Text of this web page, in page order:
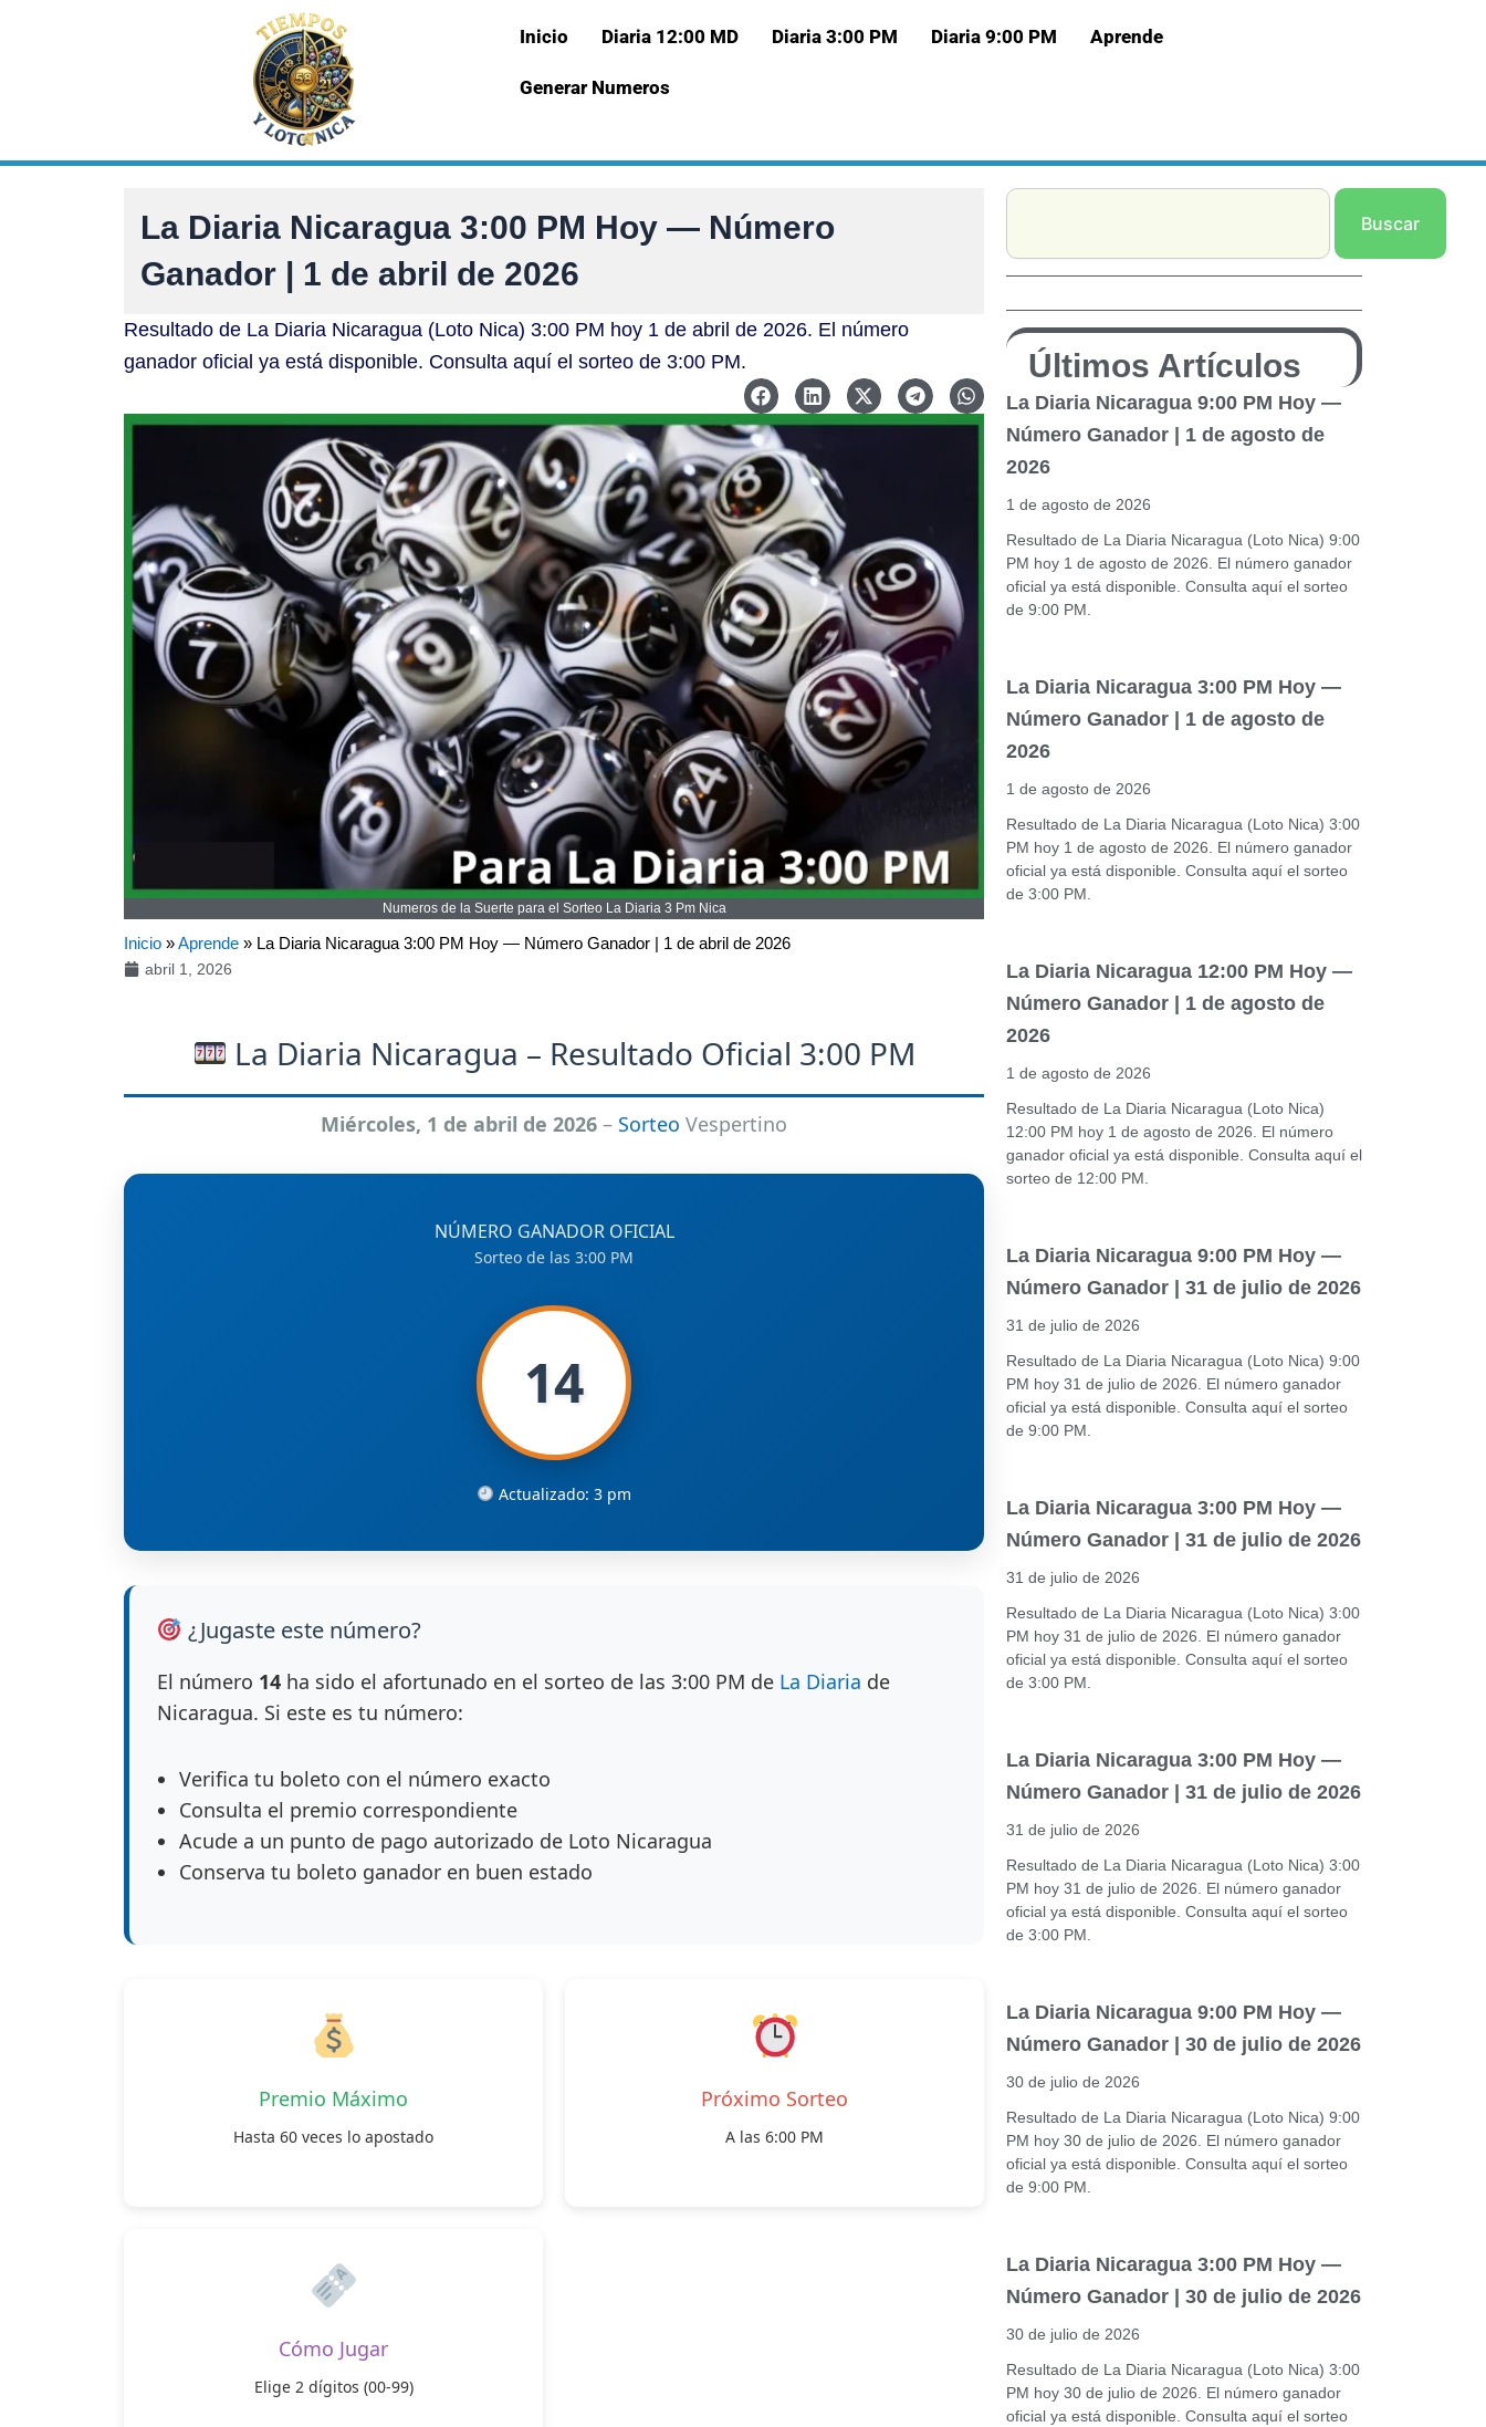
Inicio Diaria 12:00 MD Diaria 3:00 PM Diaria 9:00 PM Aprende
Generar Numeros
La Diaria Nicaragua 3:00 PM Hoy — Número
Ganador | 1 de abril de 2026
Resultado de La Diaria Nicaragua (Loto Nica) 3:00 PM hoy 1 de abril de 2026. El número
ganador oficial ya está disponible. Consulta aquí el sorteo de 3:00 PM.
Numeros de la Suerte para el Sorteo La Diaria 3 Pm Nica
Inicio »Aprende » La Diaria Nicaragua 3:00 PM Hoy — Número Ganador | 1 de abril de 2026
abril 1, 2026
La Diaria Nicaragua – Resultado Oficial 3:00 PM
Miércoles, 1 de abril de 2026 – Sorteo Vespertino
NÚMERO GANADOR OFICIAL
Sorteo de las 3:00 PM
14
Actualizado: 3 pm
¿Jugaste este número?
El número 14 ha sido el afortunado en el sorteo de las 3:00 PM de La Diaria de
Nicaragua. Si este es tu número:
Verifica tu boleto con el número exacto
Consulta el premio correspondiente
Acude a un punto de pago autorizado de Loto Nicaragua
Conserva tu boleto ganador en buen estado
Premio Máximo
Hasta 60 veces lo apostado
Próximo Sorteo
A las 6:00 PM
Cómo Jugar
Elige 2 dígitos (00-99)
Search
Buscar
Últimos Artículos
La Diaria Nicaragua 9:00 PM Hoy —
Número Ganador | 1 de agosto de
2026
1 de agosto de 2026
Resultado de La Diaria Nicaragua (Loto Nica) 9:00
PM hoy 1 de agosto de 2026. El número ganador
oficial ya está disponible. Consulta aquí el sorteo
de 9:00 PM.
La Diaria Nicaragua 3:00 PM Hoy —
Número Ganador | 1 de agosto de
2026
1 de agosto de 2026
Resultado de La Diaria Nicaragua (Loto Nica) 3:00
PM hoy 1 de agosto de 2026. El número ganador
oficial ya está disponible. Consulta aquí el sorteo
de 3:00 PM.
La Diaria Nicaragua 12:00 PM Hoy —
Número Ganador | 1 de agosto de
2026
1 de agosto de 2026
Resultado de La Diaria Nicaragua (Loto Nica)
12:00 PM hoy 1 de agosto de 2026. El número
ganador oficial ya está disponible. Consulta aquí el
sorteo de 12:00 PM.
La Diaria Nicaragua 9:00 PM Hoy —
Número Ganador | 31 de julio de 2026
31 de julio de 2026
Resultado de La Diaria Nicaragua (Loto Nica) 9:00
PM hoy 31 de julio de 2026. El número ganador
oficial ya está disponible. Consulta aquí el sorteo
de 9:00 PM.
La Diaria Nicaragua 3:00 PM Hoy —
Número Ganador | 31 de julio de 2026
31 de julio de 2026
Resultado de La Diaria Nicaragua (Loto Nica) 3:00
PM hoy 31 de julio de 2026. El número ganador
oficial ya está disponible. Consulta aquí el sorteo
de 3:00 PM.
La Diaria Nicaragua 3:00 PM Hoy —
Número Ganador | 31 de julio de 2026
31 de julio de 2026
Resultado de La Diaria Nicaragua (Loto Nica) 3:00
PM hoy 31 de julio de 2026. El número ganador
oficial ya está disponible. Consulta aquí el sorteo
de 3:00 PM.
La Diaria Nicaragua 9:00 PM Hoy —
Número Ganador | 30 de julio de 2026
30 de julio de 2026
Resultado de La Diaria Nicaragua (Loto Nica) 9:00
PM hoy 30 de julio de 2026. El número ganador
oficial ya está disponible. Consulta aquí el sorteo
de 9:00 PM.
La Diaria Nicaragua 3:00 PM Hoy —
Número Ganador | 30 de julio de 2026
30 de julio de 2026
Resultado de La Diaria Nicaragua (Loto Nica) 3:00
PM hoy 30 de julio de 2026. El número ganador
oficial ya está disponible. Consulta aquí el sorteo